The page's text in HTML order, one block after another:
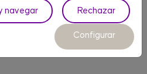
navegar Rechazar
Configurar